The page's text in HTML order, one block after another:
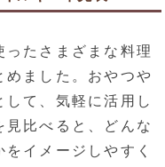
たさまざまな料理
めました。おやつや
て、気軽に活用し
比べると、どんな
イメージしやすく